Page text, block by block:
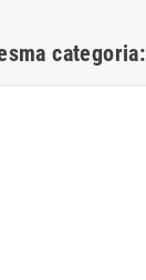
categoria: